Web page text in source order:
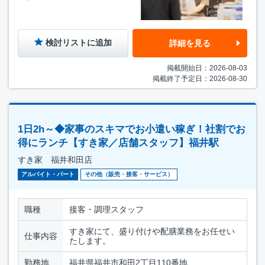
検討リストに追加 詳細を見る
掲載開始日：2026-08-03
掲載終了予定日：2026-08-30
1日2h～◆家事のスキマでお小遣い稼ぎ！社割でお
得にランチ【すき家／店舗スタッフ】福井駅
すき家 福井和田店
アルバイト・パート その他（販売・接客・サービス）
職種 接客・調理スタッフ
仕事内容
すき家にて、盛り付けや配膳業務をお任せい
たします。
勤務地 福井県福井市和田2丁目110番地